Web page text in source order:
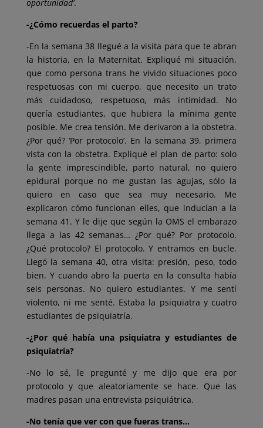
oportunidad’.
-¿Cómo recuerdas el parto?
-En la semana 38 llegué a la visita para que te abran
la historia, en la Maternitat. Expliqué mi situación,
que como persona trans he vivido situaciones poco
respetuosas con mi cuerpo, que necesito un trato
más cuidadoso, respetuoso, más intimidad. No
quería estudiantes, que hubiera la mínima gente
posible. Me crea tensión. Me derivaron a la obstetra.
¿Por qué? ‘Por protocolo’. En la semana 39, primera
vista con la obstetra. Expliqué el plan de parto: solo
la gente imprescindible, parto natural, no quiero
epidural porque no me gustan las agujas, sólo la
quiero en caso que sea muy necesario. Me
explicaron cómo funcionan elles, que inducían a la
semana 41. Y le dije que según la OMS el embarazo
llega a las 42 semanas… ¿Por qué? Por protocolo.
¿Qué protocolo? El protocolo. Y entramos en bucle.
Llegó la semana 40, otra visita: presión, peso, todo
bien. Y cuando abro la puerta en la consulta había
seis personas. No quiero estudiantes. Y me sentí
violento, ni me senté. Estaba la psiquiatra y cuatro
estudiantes de psiquiatría.
-¿Por qué había una psiquiatra y estudiantes de
psiquiatría?
-No lo sé, le pregunté y me dijo que era por
protocolo y que aleatoriamente se hace. Que las
madres pasan una entrevista psiquiátrica.
-No tenía que ver con que fueras trans…